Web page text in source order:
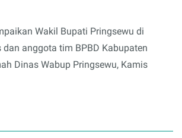
Wakil Bupati Pringsewu di
anggota tim BPBD Kabupaten
Dinas Wabup Pringsewu, Kamis